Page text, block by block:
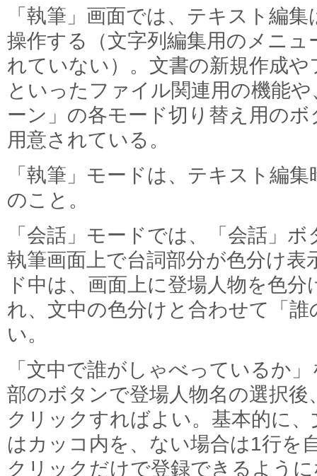
「執筆」画面では、テキスト編
操作する（文字列編集用のメニ
れていない）。文書の新規作成
といったファイル関連用の機能
ーン」の各モード切り替え用の
用意されている。
「執筆」モードは、テキスト編
のこと。
「会話」モードでは、「会話」
執筆画面上で台詞部分が色分け表
ド中は、画面上に登場人物を色
れ、文中の色分けと合わせて「
い。
「文中で誰がしゃべっているか
部のボタンで登場人物名の選択
クリックすればよい。基本的に
はカッコ内を、ない場合は1行を
クリックだけで登録できるよう